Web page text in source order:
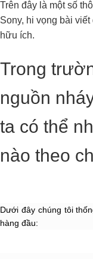
Trên đây là một số
Sony, hi vọng bài
hữu ích.
Trong
nguồn
ta có thể
nào theo
Dưới đây chúng tôi
hàng đầu: